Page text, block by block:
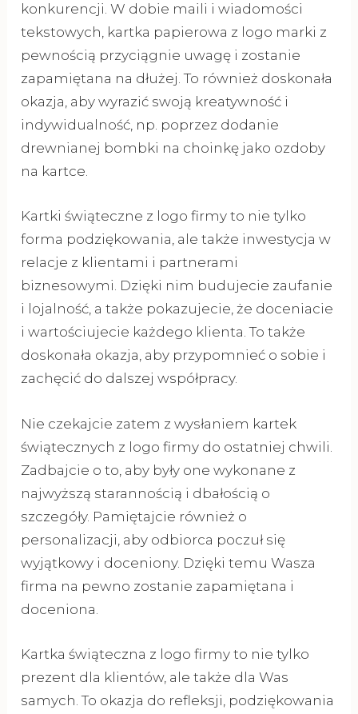
konkurencji. W dobie maili i wiadomości
tekstowych, kartka papierowa z logo marki z
pewnością przyciągnie uwagę i zostanie
zapamiętana na dłużej. To również doskonała
okazja, aby wyrazić swoją kreatywność i
indywidualność, np. poprzez dodanie
drewnianej bombki na choinkę jako ozdoby
na kartce.
Kartki świąteczne z logo firmy to nie tylko
forma podziękowania, ale także inwestycja w
relacje z klientami i partnerami
biznesowymi. Dzięki nim budujecie zaufanie
i lojalność, a także pokazujecie, że doceniacie
i wartościujecie każdego klienta. To także
doskonała okazja, aby przypomnieć o sobie i
zachęcić do dalszej współpracy.
Nie czekajcie zatem z wysłaniem kartek
świątecznych z logo firmy do ostatniej chwili.
Zadbajcie o to, aby były one wykonane z
najwyższą starannością i dbałością o
szczegóły. Pamiętajcie również o
personalizacji, aby odbiorca poczuł się
wyjątkowy i doceniony. Dzięki temu Wasza
firma na pewno zostanie zapamiętana i
doceniona.
Kartka świąteczna z logo firmy to nie tylko
prezent dla klientów, ale także dla Was
samych. To okazja do refleksji, podziękowania